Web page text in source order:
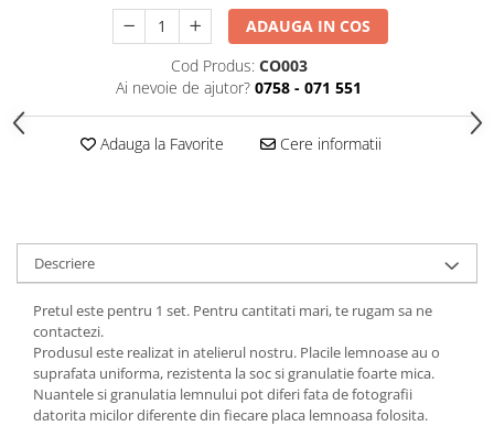
ADAUGA IN COS
Cod Produs: CO003
Ai nevoie de ajutor? 0758 - 071 551
Adauga la Favorite Cere informatii
Descriere
Pretul este pentru 1 set. Pentru cantitati mari, te rugam sa ne
contactezi.
Produsul este realizat in atelierul nostru. Placile lemnoase au o
suprafata uniforma, rezistenta la soc si granulatie foarte mica.
Nuantele si granulatia lemnului pot diferi fata de fotografii
datorita micilor diferente din fiecare placa lemnoasa folosita.